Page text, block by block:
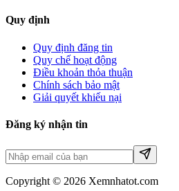
Quy định
Quy định đăng tin
Quy chế hoạt động
Điều khoản thỏa thuận
Chính sách bảo mật
Giải quyết khiếu nại
Đăng ký nhận tin
Copyright © 2026 Xemnhatot.com